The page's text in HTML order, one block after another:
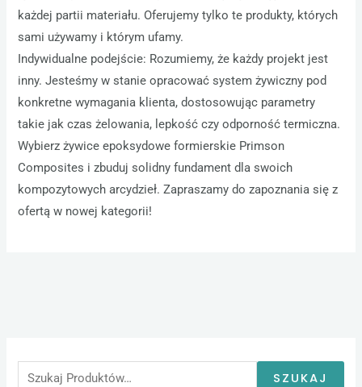
każdej partii materiału. Oferujemy tylko te produkty, których
sami używamy i którym ufamy.
Indywidualne podejście: Rozumiemy, że każdy projekt jest
inny. Jesteśmy w stanie opracować system żywiczny pod
konkretne wymagania klienta, dostosowując parametry
takie jak czas żelowania, lepkość czy odporność termiczna.
Wybierz żywice epoksydowe formierskie Primson
Composites i zbuduj solidny fundament dla swoich
kompozytowych arcydzieł. Zapraszamy do zapoznania się z
ofertą w nowej kategorii!
SZUKAJ